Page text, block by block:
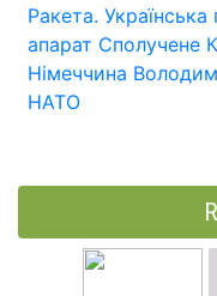
Ракета. Українська
апарат Сполучене
Німеччина
НАТО